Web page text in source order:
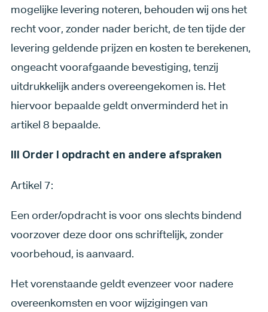
mogelijke levering noteren, behouden wij ons het
recht voor, zonder nader bericht, de ten tijde der
levering geldende prijzen en kosten te berekenen,
ongeacht voorafgaande bevestiging, tenzij
uitdrukkelijk anders overeengekomen is. Het
hiervoor bepaalde geldt onverminderd het in
artikel 8 bepaalde.
III Order I opdracht en andere afspraken
Artikel 7:
Een order/opdracht is voor ons slechts bindend
voorzover deze door ons schriftelijk, zonder
voorbehoud, is aanvaard.
Het vorenstaande geldt evenzeer voor nadere
overeenkomsten en voor wijzigingen van